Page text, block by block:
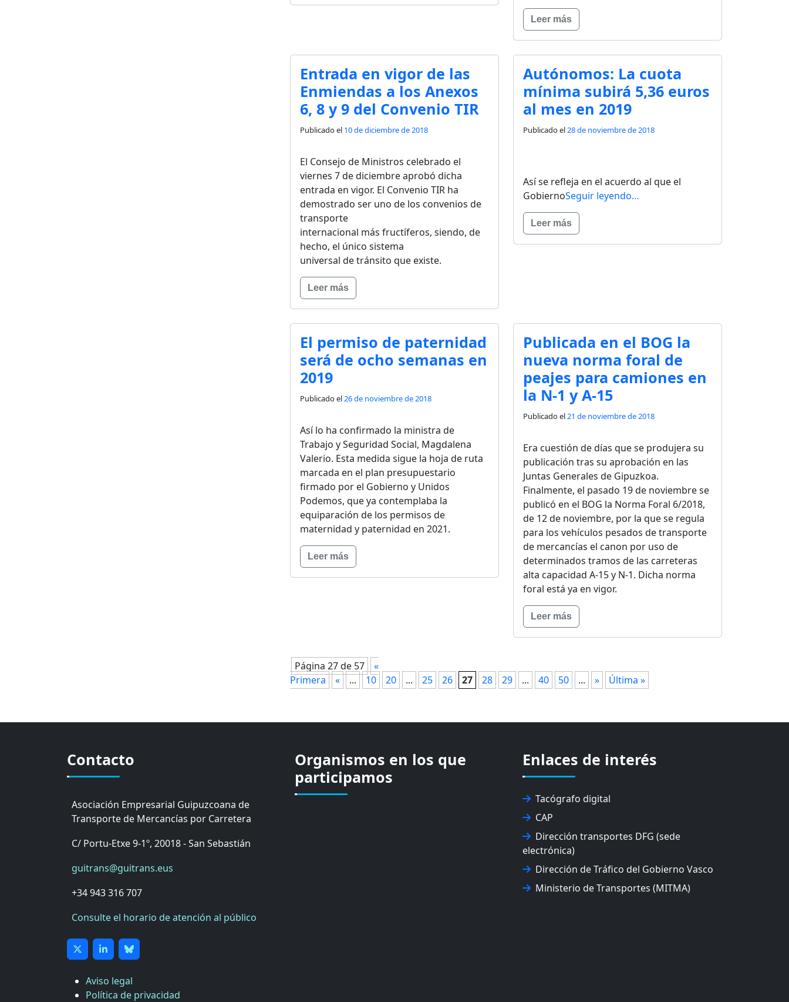
Leer más
Entrada en vigor de las
Enmiendas a los Anexos
6, 8 y 9 del Convenio TIR
Publicado el 10 de diciembre de 2018
El Consejo de Ministros celebrado el
viernes 7 de diciembre aprobó dicha
entrada en vigor. El Convenio TIR ha
demostrado ser uno de los convenios de
transporte
internacional más fructíferos, siendo, de
hecho, el único sistema
universal de tránsito que existe.
Leer más
Autónomos: La cuota
mínima subirá 5,36 euros
al mes en 2019
Publicado el28 de noviembre de 2018
Así se refleja en el acuerdo al que el
GobiernoSeguir leyendo…
Leer más
El permiso de paternidad
será de ocho semanas en
2019
Publicado el26 de noviembre de 2018
Así lo ha confirmado la ministra de
Trabajo y Seguridad Social, Magdalena
Valerio. Esta medida sigue la hoja de ruta
marcada en el plan presupuestario
firmado por el Gobierno y Unidos
Podemos, que ya contemplaba la
equiparación de los permisos de
maternidad y paternidad en 2021.
Leer más
Publicada en el BOG la
nueva norma foral de
peajes para camiones en
la N-1 y A-15
Publicado el21 de noviembre de 2018
Era cuestión de días que se produjera su
publicación tras su aprobación en las
Juntas Generales de Gipuzkoa.
Finalmente, el pasado 19 de noviembre se
publicó en el BOG la Norma Foral 6/2018,
de 12 de noviembre, por la que se regula
para los vehículos pesados de transporte
de mercancías el canon por uso de
determinados tramos de las carreteras
alta capacidad A-15 y N-1. Dicha norma
foral está ya en vigor.
Leer más
Página 27 de 57
«
Primera
« ... 10 20 ... 25 26 27 28 29 ... 40 50 ... » Última »
Contacto
Asociación Empresarial Guipuzcoana de
Transporte de Mercancías por Carretera
C/ Portu-Etxe 9-1º, 20018 - San Sebastián
guitrans@guitrans.eus
+34 943 316 707
Consulte el horario de atención al público
Aviso legal
Política de privacidad
Organismos en los que
participamos
Enlaces de interés
Tacógrafo digital
CAP
Dirección transportes DFG (sede
electrónica)
Dirección de Tráfico del Gobierno Vasco
Ministerio de Transportes (MITMA)